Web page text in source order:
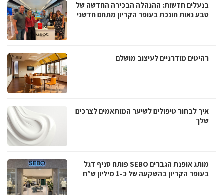
בנעלים חדשות: ההנהלה הבכירה החדשה של
טבע נאות חונכת בעופר הקריון מתחם חדשני
רהיטים מודרניים לעיצוב מושלם
איך לבחור טיפולים לשיער המותאמים לצרכים
שלך
מותג אופנת הגברים SEBO פותח סניף דגל
בעופר הקריון בהשקעה של כ-1 מיליון ש”ח